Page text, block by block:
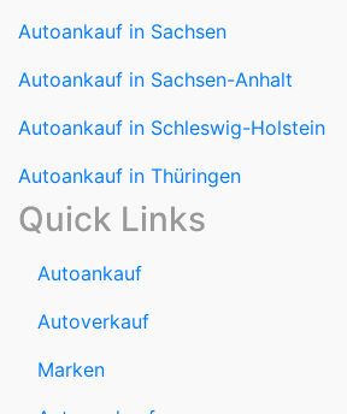
Autoankauf in Sachsen
Autoankauf in Sachsen-Anhalt
Autoankauf in Schleswig-Holstein
Autoankauf in Thüringen
Quick Links
Autoankauf
Autoverkauf
Marken